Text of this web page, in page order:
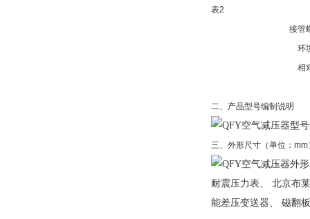
表2
接管
环
相
二、产品型号编制说明
三、外形尺寸（单位：mm
耐震压力表、 北京布
能差压变送器、 磁翻